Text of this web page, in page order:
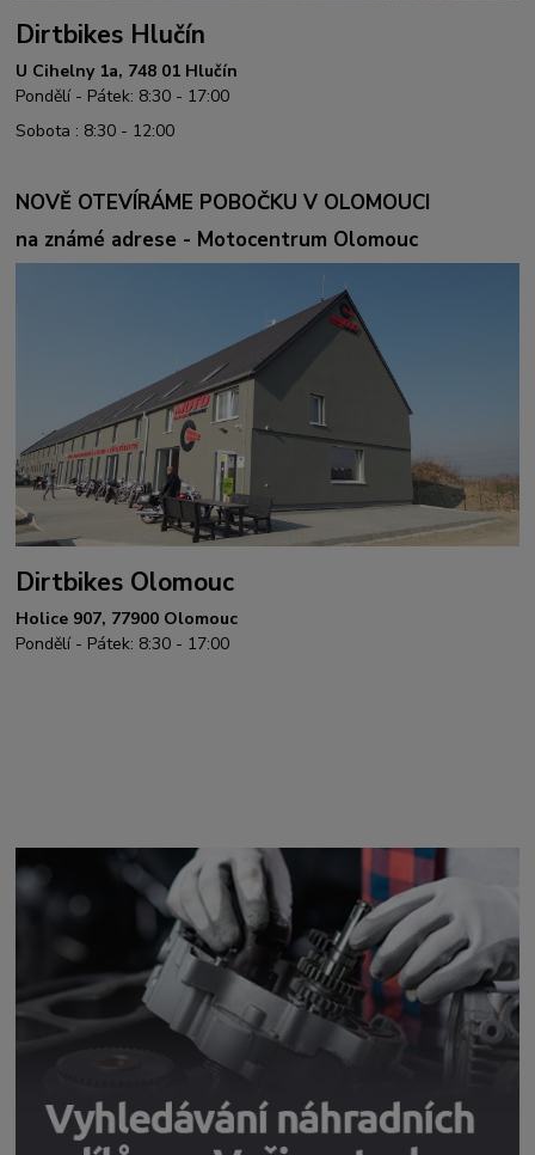
Dirtbikes Hlučín
U Cihelny 1a, 748 01 Hlučín
Pondělí - Pátek: 8:30 - 17:00
Sobota : 8:30 - 12:00
NOVĚ OTEVÍRÁME POBOČKU V OLOMOUCI
na známé adrese - Motocentrum Olomouc
Dirtbikes Olomouc
Holice 907, 77900 Olomouc
Pondělí - Pátek: 8:30 - 17:00